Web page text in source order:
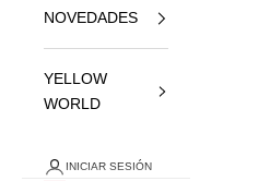
NOVEDADES
YELLOW
WORLD
INICIAR SESIÓN